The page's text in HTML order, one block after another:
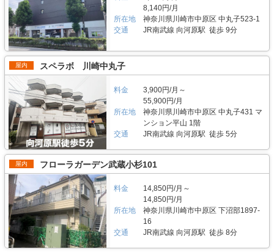
ある「ハローバイクガレージ北上野」は、誰もが安心して利用できる施設な
ので、愛車を守りたい近隣エリアの方は要チェックなスポットではないかと
思った。
内には外灯照明も完備していますので、夜間でもバイクを出し入れしやすい
環境です。 費用や契約について教えてください。 月額11,300円（税込）の
価格でバイクボックスをご利用頂けます。「ハローバイクボックス足立竹ノ
塚パート2」は施設見学が可能なので、バイクボックスの大きさや立地が気
になる方は見学を申し込みください。契約時はバイクのナンバーを確認して
います。これからバイクを購入する方はお問い合わせの際にお知らせくださ
い。時期によっては月額使用料や事務手数料がお得になるキャンペーンも実
施していますので、LIFULLトランクルームの施設詳細ページをご覧くださ
い。 編集後記 現在、都内を中心に約1,000台（2020年1月現在）のバイク専
用スペースを管理しているエリアリンク株式会社。2016年頃、西東京エリ
アで試験的にはじめた駐車場タイプのバイクパーキングは当初ここまでの拡
大を予想していなかったとのことだが、順調に拡大を続けているという。人
気施設の一つである足立区の「ハローバイクボックス足立竹ノ塚パート2」
は、風雨による汚れや浸食防止に強いBOXシェローを採用しており、東証
マザーズ上場企業が運営しているバイク専用のスペースなので、安心して利
用できると思った。
んな方がご利用されているのでしょうか？ お客様は店舗から1.5キロ圏内に
お住いの方がほとんどです。他社であれば3キロ圏内程か車で移動する場所
にあることが多いのですが、「トランクハウス24」は住宅街の生活道路に
面しているため地域に密着した運営ができています（ご自宅から車で荷物を
運送するサービスも利用可能）。また、利用用途で多いのはファミリー層の
他、都心の店舗は一人暮らしの若い方や女性、法人企業にも利用いただいて
います。任意に調査したユーザーインタビューでは「一度使うと便利さが分
かった」という声も多く、衣類や本などの趣味や生活用品を自宅以外の押入
れに入れておく感覚で中長期的に利用されている傾向があります。 セキュ
リティや安全面について教えてください。 トランクハウス24で細心の注意
を払っているのが空気の流れ。外が寒いから中は暖かくではなく、結露やカ
ビができないように温度調整が必要で、その鍵を握るのが、各階に数点設置
しているサーキュレーター。風を送り込み部屋の空気を循環させることで荷
物を保管するのに最適な環境を1年中作り出しています。また、トランクハ
ウス24東中野店では、スマートキーや専用アプリによる鍵の解錠施錠にも
対応。警備会社と契約をしているため、万が一のことがあっても対応できる
ことはもちろん、小さなトラブルでも問い合わせれば、自社の物件管理部隊
がすぐに駆けつける体制も整備しています。 費用や契約について教えてく
ださい。 簡単手続き。スマートキーを採用したことで、その場で専用アプ
リを使って施設のエントランスキーを解錠でき、スタッフの立会いがなくて
もスムーズに内覧できます。また、Webやスマホのみでも契約申し込みが
できるので、最短即日利用も可能です。不明点があれば、お気軽にお問い合
わせください。 編集後記 誰もが知っているキャラクター「キティちゃん」
がビル正面に大きく貼られているトランクハウス24。インパクトがありな
がらも、街の景色に馴染んでいる親しみやすい印象を受けた。2018年から
開始した新しいトランクルームのサービスだが、そのはじめたきっかけをお
8,140円/月
所在地
神奈川県川崎市中原区 中丸子523-1
交通
JR南武線 向河原駅 徒歩 9分
屋内 スペラボ 川崎中丸子
料金
3,900円/月～
55,900円/月
所在地
神奈川県川崎市中原区 中丸子431 マ
ンション平山 1階
交通
JR南武線 向河原駅 徒歩 5分
屋内 フローラガーデン武蔵小杉101
料金
14,850円/月～
14,850円/月
所在地
神奈川県川崎市中原区 下沼部1897-
16
交通
JR南武線 向河原駅 徒歩 8分